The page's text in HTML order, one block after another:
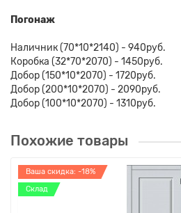
Погонаж
Наличник (70*10*2140) - 940руб.
Коробка (32*70*2070) - 1450руб.
Добор (150*10*2070) - 1720руб.
Добор (200*10*2070) - 2090руб.
Добор (100*10*2070) - 1310руб.
Похожие товары
Ваша скидка: -18%
Склад